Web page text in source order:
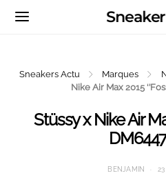
Sneakers Actu Marques
Nike Air Max 2015
Stüssy x Nike Air
BENJAMIN